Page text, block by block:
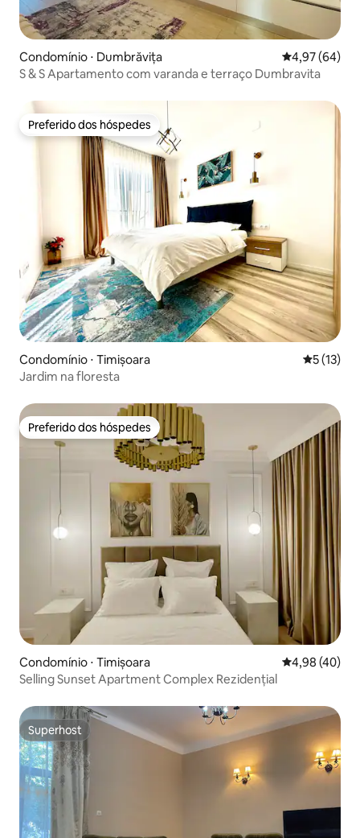
Condomínio ⋅ Dumbrăvița 4,97 de uma
4,97 (64)
S & S Apartamento com varanda e terraço Dumbravita
Preferido dos hóspedes
Preferido dos hóspedes
Condomínio ⋅ Timișoara 5 de uma
5 (13)
Jardim na floresta
Preferido dos hóspedes
Preferido dos hóspedes
Condomínio ⋅ Timișoara 4,98 de uma
4,98 (40)
Selling Sunset Apartment Complex Rezidențial
Superhost
Superhost